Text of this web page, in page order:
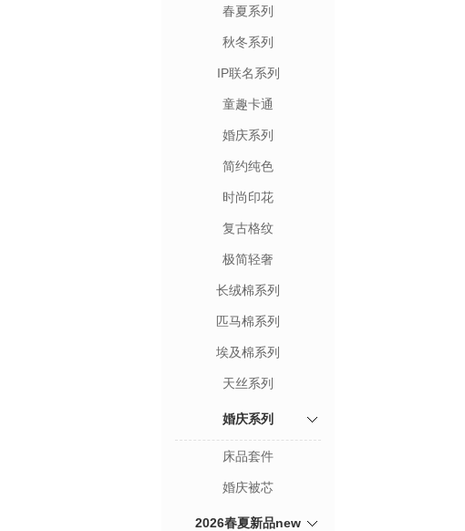
春夏系列
秋冬系列
IP联名系列
童趣卡通
婚庆系列
简约纯色
时尚印花
复古格纹
极简轻奢
长绒棉系列
匹马棉系列
埃及棉系列
天丝系列
婚庆系列
床品套件
婚庆被芯
2026春夏新品new